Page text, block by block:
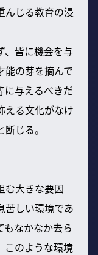
んじる教育の浸
、皆に機会を与
能の芽を摘んで
に与えるべきだ
える文化がなけ
じる。
む大きな要因
苦しい環境であ
もなかなか去ら
このような環境